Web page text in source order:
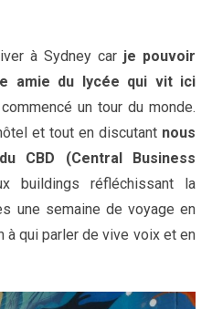
à Sydney car je pouvoir
amie du lycée qui vit ici
un tour du monde.
et tout en discutant nous
CBD (Central Business
buildings réfléchissant la
une semaine de voyage en
à qui parler de vive voix et en